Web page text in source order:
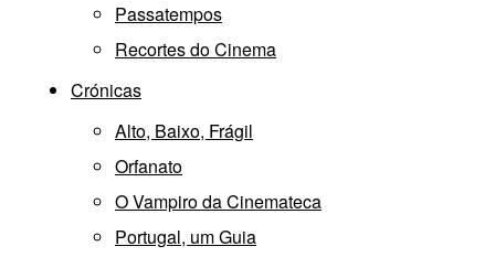
Passatempos
Recortes do Cinema
Crónicas
Alto, Baixo, Frágil
Orfanato
O Vampiro da Cinemateca
Portugal, um Guia